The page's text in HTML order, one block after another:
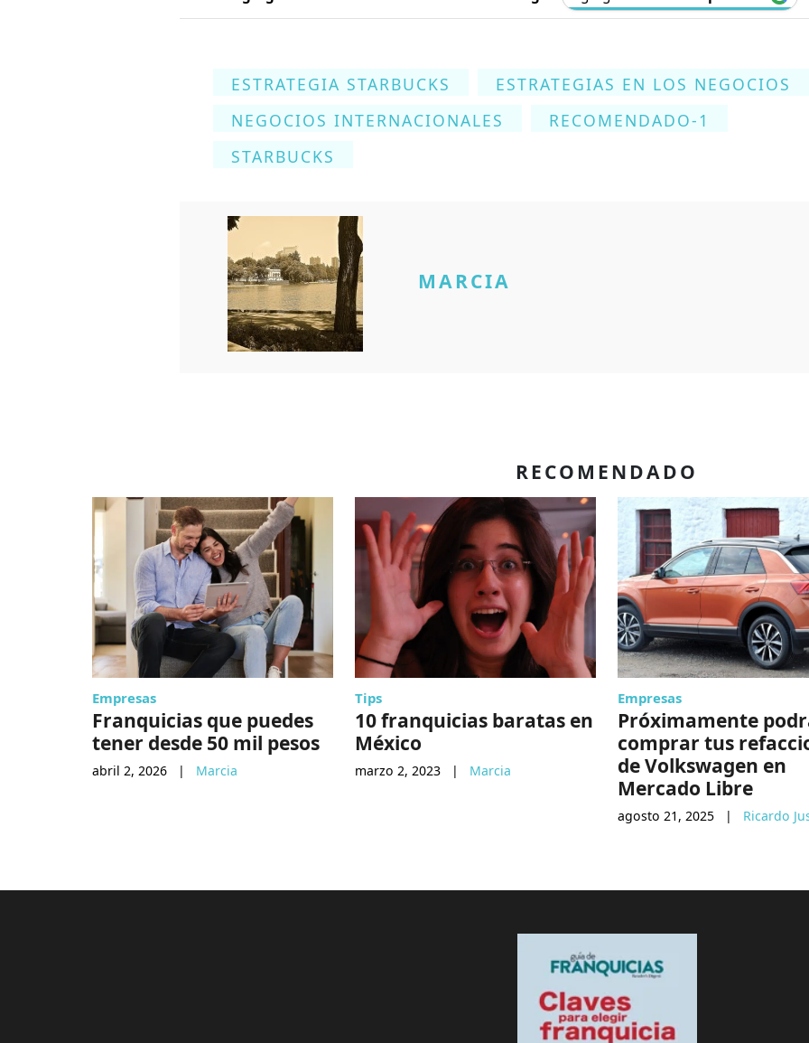
ESTRATEGIA STARBUCKS
ESTRATEGIAS EN LOS NEGOCIOS
NEGOCIOS INTERNACIONALES
RECOMENDADO-1
STARBUCKS
MARCIA
RECOMENDADO
Empresas
Franquicias que puedes
tener desde 50 mil pesos
abril 2, 2026 | Marcia
Tips
10 franquicias baratas en
México
marzo 2, 2023 | Marcia
Empresas
Próximamente
comprar tus
de Volkswagen en
Mercado Libre
agosto 21, 2025 | Ricardo